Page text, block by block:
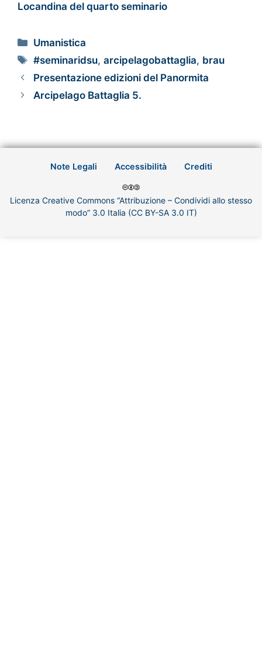
Locandina del quarto seminario
Umanistica
#seminaridsu,arcipelagobattaglia, brau
Presentazione edizioni del Panormita
Arcipelago Battaglia 5.
Note Legali Accessibilità Crediti
Licenza Creative Commons “Attribuzione – Condividi allo stesso
modo” 3.0 Italia (CC BY-SA 3.0 IT)